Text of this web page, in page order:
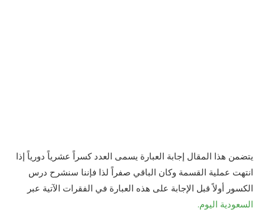
يتضمن هذا المقال إجابة العبارة يسمى العدد كسراً عشرياً دورياً إذا
انتهت عملية القسمة وكان الباقي صفراً لذا فإننا سنشرح درس
الكسور أولاً قبل الإجابة على هذه العبارة في الفقرات الآتية عبر
السعودية اليوم.